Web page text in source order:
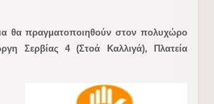
θα πραγματοποιηθούν στον πολυχώρο
Σερβίας 4 (Στοά Καλλιγά), Πλατεία